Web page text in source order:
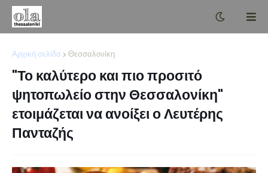
Αρχική σελίδα Θεσσαλονίκη
"Το καλύτερο και πιο προσιτό
ψητοπωλείο στην Θεσσαλονίκη"
ετοιμάζεται να ανοίξει ο Λευτέρης
Πανταζής